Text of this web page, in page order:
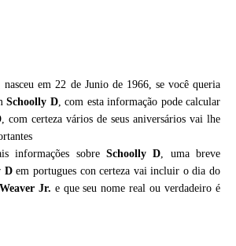
em 22 de Junio de 1966, se você queria
Schoolly D, com esta informação pode calcular
, com certeza vários de seus aniversários vai lhe
informações sobre Schoolly D, uma breve
Dem portugues con certeza vai incluir o dia do
Jr. e que seu nome real ou verdadeiro é